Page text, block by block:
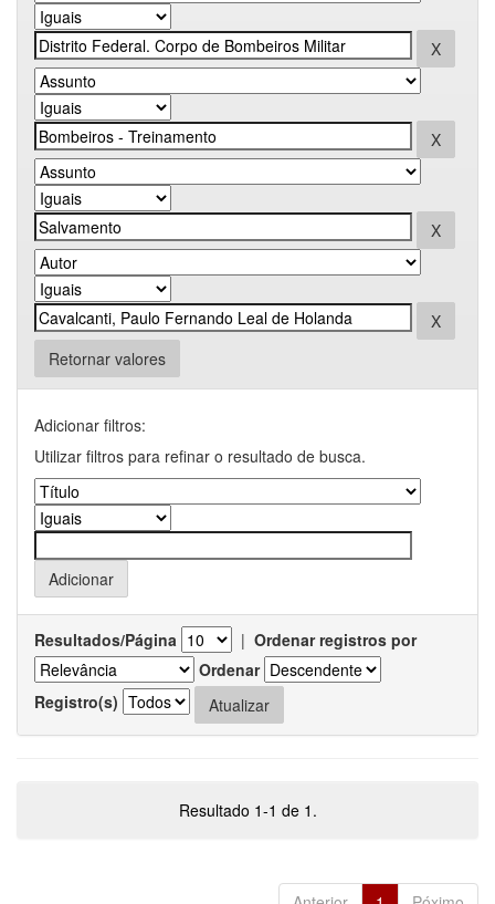
Retornar valores
Adicionar filtros:
Utilizar filtros para refinar o resultado de busca.
Resultados/Página | Ordenar registros por
Ordenar
Registro(s)
Resultado 1-1 de 1.